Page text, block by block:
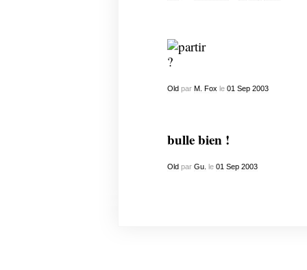
Old par M. Fox le 01 Sep 2003
bulle bien !
Old par Gu. le 01 Sep 2003